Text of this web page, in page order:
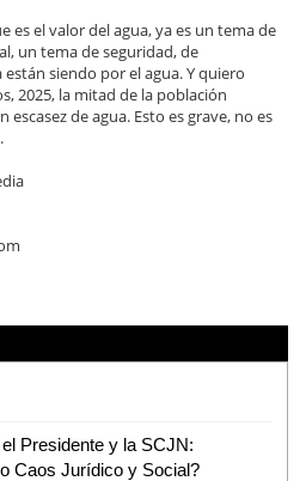
es el valor del agua, ya es un tema de
un tema de seguridad, de
siendo por el agua. Y quiero
2025, la mitad de la población
de agua. Esto es grave, no es
Presidente y la SCJN:
Caos Jurídico y Social?